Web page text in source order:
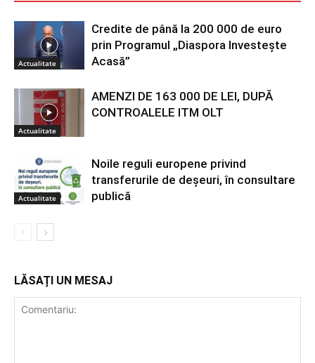
Actualitate
Credite de până la 200 000 de euro
prin Programul „Diaspora Investește
Acasă”
Actualitate
AMENZI DE 163 000 DE LEI, DUPĂ
CONTROALELE ITM OLT
Actualitate
Noile reguli europene privind
transferurile de deșeuri, în consultare
publică
LĂSAȚI UN MESAJ